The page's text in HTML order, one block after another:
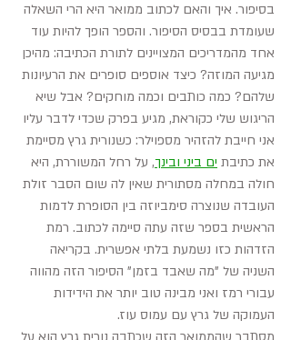
בסיפור. איך והאם לכתוב ממואר היא הרי השאלה
שעומדת בבסיס הסיפור. והספר הופך להיות עוד
אחד מהמדריכים המצויינים לתורת הכתיבה: מהיכן
מגיעה המוזה? כיצד אוספים סופרים את הרעיונות
שלהם? כמה כותבים וכמה מוחקים? אבל שיא
הריגוש שלי כקוראת, מגיע בפרק שכדי לדבר עליו
אני חייבת להזהיר מספוילר: כשנורית גרץ מסיימת
את כתיבת ים ביני ובינך, על רחל המשוררת, היא
חולה במחלה מסתורית שאין לה שום הסבר זולת
העובדה שנוצרה סימביוזה בין הסופרת לדמות
הראשית בספר שזה עתה סיימה לכתוב. רמת
הזדהות כזו נשמעת בלתי אפשרית. בקריאה
השניה של "מה שאבד בזמן" הסיפור הזה מהווה
עבורי רמז ואני מבינה טוב יותר את הידידות
העמוקה של גרץ עם עמוס עוז.